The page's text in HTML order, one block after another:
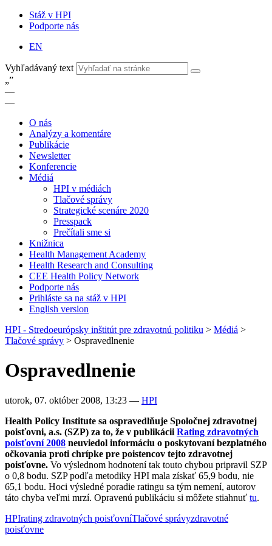
Stáž v HPI
Podporte nás
EN
Vyhľadávaný text
„”
—
—
O nás
Analýzy a komentáre
Publikácie
Newsletter
Konferencie
Médiá
HPI v médiách
Tlačové správy
Strategické scenáre 2020
Presspack
Prečítali sme si
Knižnica
Health Management Academy
Health Research and Consulting
CEE Health Policy Network
Podporte nás
Prihláste sa na stáž v HPI
English version
HPI - Stredoeurópsky inštitút pre zdravotnú politiku > Médiá >
Tlačové správy > Ospravedlnenie
Ospravedlnenie
utorok, 07. október 2008, 13:23 — HPI
Health Policy Institute sa ospravedlňuje Spoločnej zdravotnej
poisťovni, a.s. (SZP) za to, že v publikácii Rating zdravotných
poisťovní 2008 neuviedol informáciu o poskytovaní bezplatného
očkovania proti chrípke pre poistencov tejto zdravotnej
poisťovne. Vo výslednom hodnotení tak touto chybou pripravil SZP
o 0,8 bodu. SZP podľa metodiky HPI mala získať 65,9 bodu, nie
65,1 bodu. Hoci výsledné poradie ratingu sa tým nemení, autorov
táto chyba veľmi mrzí. Opravenú publikáciu si môžete stiahnuť tu.
HPIrating zdravotných poisťovníTlačové správyzdravotné
poisťovne